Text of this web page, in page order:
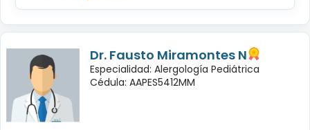
Dr. Fausto Miramontes N
Especialidad: Alergología Pediátrica
Cédula: AAPES5412MM